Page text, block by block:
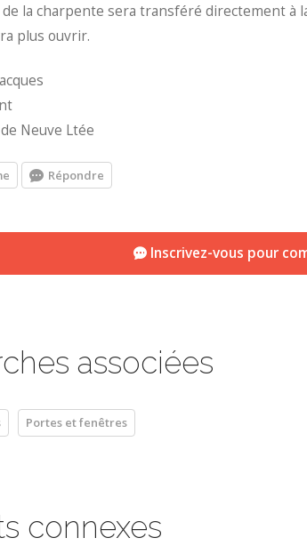
de la charpente sera transféré directement
plus ouvrir.
Neuve Ltée
Répondre
Inscrivez-vous pour
associées
Portes et fenêtres
connexes